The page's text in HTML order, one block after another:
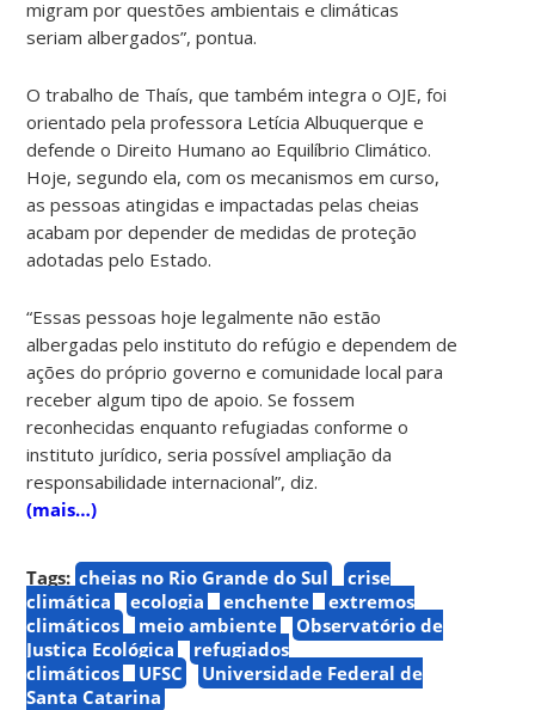
migram por questões ambientais e climáticas
seriam albergados”, pontua.
O trabalho de Thaís, que também integra o OJE, foi
orientado pela professora Letícia Albuquerque e
defende o Direito Humano ao Equilíbrio Climático.
Hoje, segundo ela, com os mecanismos em curso,
as pessoas atingidas e impactadas pelas cheias
acabam por depender de medidas de proteção
adotadas pelo Estado.
“Essas pessoas hoje legalmente não estão
albergadas pelo instituto do refúgio e dependem de
ações do próprio governo e comunidade local para
receber algum tipo de apoio. Se fossem
reconhecidas enquanto refugiadas conforme o
instituto jurídico, seria possível ampliação da
responsabilidade internacional”, diz.
(mais…)
Tags: cheias no Rio Grande do Sul
crise
climática
ecologia enchente
extremos
climáticos
meio ambiente
Observatório de
Justiça Ecológica
refugiados
climáticos
UFSC
Universidade Federal de
Santa Catarina